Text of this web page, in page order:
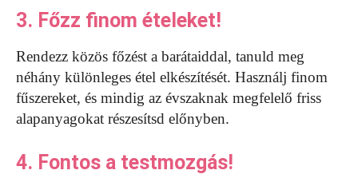
3. Főzz finom ételeket!
Rendezz közös főzést a barátaiddal, tanuld meg
néhány különleges étel elkészítését. Használj finom
fűszereket, és mindig az évszaknak megfelelő friss
alapanyagokat részesítsd előnyben.
4. Fontos a testmozgás!